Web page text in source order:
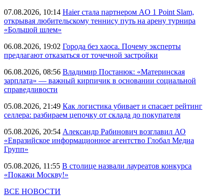
07.08.2026, 10:14 Haier стала партнером AO 1 Point Slam,
открывая любительскому теннису путь на арену турнира
«Большой шлем»
06.08.2026, 19:02 Города без хаоса. Почему эксперты
предлагают отказаться от точечной застройки
06.08.2026, 08:56 Владимир Постанюк: «Материнская
зарплата» — важный кирпичик в основании социальной
справедливости
05.08.2026, 21:49 Как логистика убивает и спасает рейтинг
селлера: разбираем цепочку от склада до покупателя
05.08.2026, 20:54 Александр Рабинович возглавил АО
«Евразийское информационное агентство Глобал Медиа
Групп»
05.08.2026, 11:55 В столице назвали лауреатов конкурса
«Покажи Москву!»
ВСЕ НОВОСТИ